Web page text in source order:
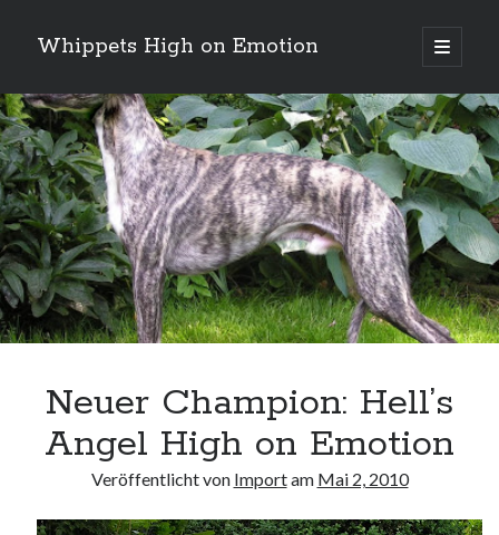
Whippets High on Emotion
öffnen
Sidebar
Neueste Kommentare
Profil
von
ingrid.krahheiermann
auf
Facebook
anzeigen
Archiv
Archiv
Neuer Champion: Hell’s
Angel High on Emotion
Veröffentlicht von Importam Mai 2, 2010